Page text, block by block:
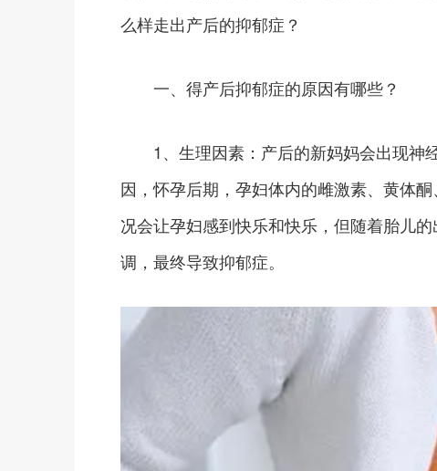
么样走出产后的抑郁症？
一、得产后抑郁症的原因有哪些？
1、生理因素：产后的新妈妈会出现神
因，怀孕后期，孕妇体内的雌激素、黄体
况会让孕妇感到快乐和快乐，但随着胎儿
调，最终导致抑郁症。